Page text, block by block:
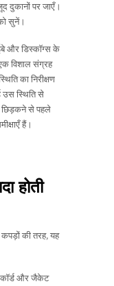
दुकानों पर जाएँ।
सुनें।
और डिस्कॉग्स के
विशाल संग्रह
का निरीक्षण
उस स्थिति से
छिड़कने से पहले
हैं।
होती
की तरह, यह
और जैकेट